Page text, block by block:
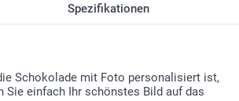
Spezifikationen
Schokolade mit Foto personalisiert ist,
Sie einfach Ihr schönstes Bild auf das